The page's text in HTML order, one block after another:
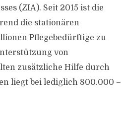
(ZIA). Seit 2015 ist die
die stationären
Pflegebedürftige zu
von
zusätzliche Hilfe durch
liegt bei lediglich 800.000 –